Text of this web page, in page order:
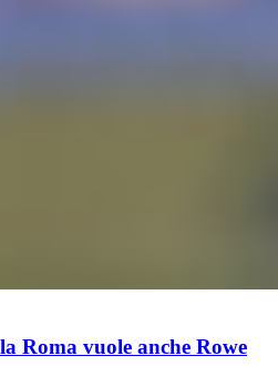
Roma vuole anche Rowe